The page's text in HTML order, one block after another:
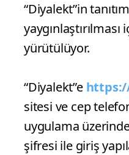
“Diyalekt”in
yaygınlaştırılması
yürütülüyor.
“Diyalekt”e
sitesi ve cep
uygulama
şifresi ile giriş